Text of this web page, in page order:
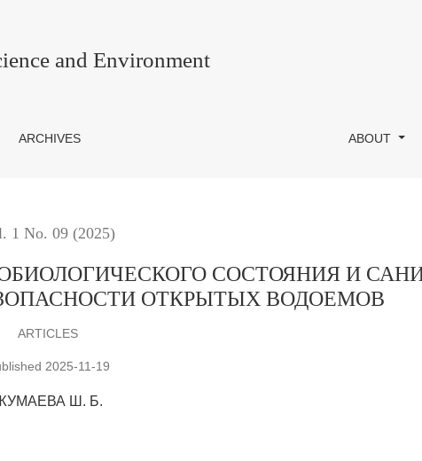
И САНИТАРНО-БАКТЕРИОЛОГИЧЕСКОЙ
and Environment
ARCHIVES ABOUT
1 No. 09 (2025)
СОСТОЯНИЯ И
ОТКРЫТЫХ ВОДОЕМОВ
ARTICLES
2025-11-19
Ш. Б.